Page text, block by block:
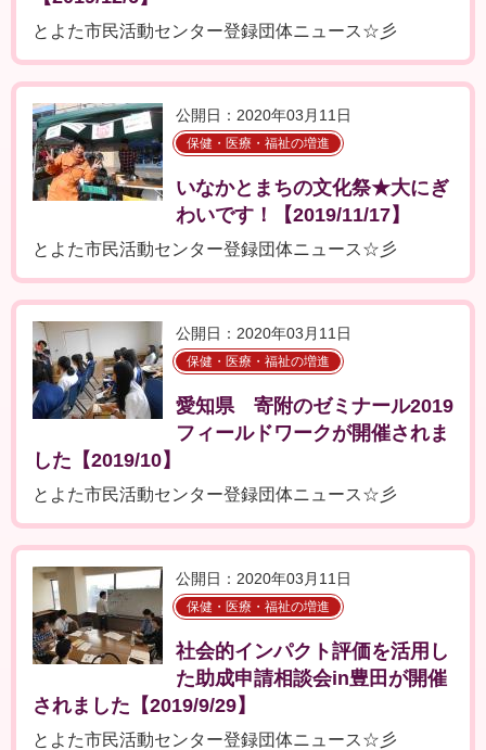
とよた市民活動センター登録団体ニュース☆彡
公開日：2020年03月11日
保健・医療・福祉の増進
いなかとまちの文化祭★大にぎ
わいです！【2019/11/17】
とよた市民活動センター登録団体ニュース☆彡
公開日：2020年03月11日
保健・医療・福祉の増進
愛知県 寄附のゼミナール2019
フィールドワークが開催されま
した【2019/10】
とよた市民活動センター登録団体ニュース☆彡
公開日：2020年03月11日
保健・医療・福祉の増進
社会的インパクト評価を活用し
た助成申請相談会in豊田が開催
されました【2019/9/29】
とよた市民活動センター登録団体ニュース☆彡